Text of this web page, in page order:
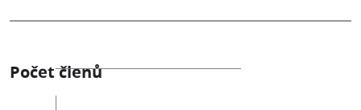
Počet členů